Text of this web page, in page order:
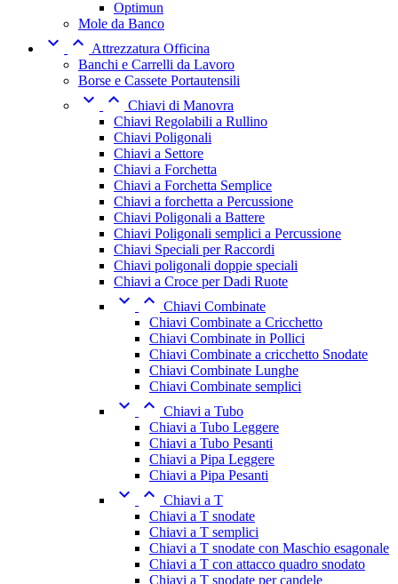
Optimun
Mole da Banco
  Attrezzatura Officina
Banchi e Carrelli da Lavoro
Borse e Cassete Portautensili
  Chiavi di Manovra
Chiavi Regolabili a Rullino
Chiavi Poligonali
Chiavi a Settore
Chiavi a Forchetta
Chiavi a Forchetta Semplice
Chiavi a forchetta a Percussione
Chiavi Poligonali a Battere
Chiavi Poligonali semplici a Percussione
Chiavi Speciali per Raccordi
Chiavi poligonali doppie speciali
Chiavi a Croce per Dadi Ruote
  Chiavi Combinate
Chiavi Combinate a Cricchetto
Chiavi Combinate in Pollici
Chiavi Combinate a cricchetto Snodate
Chiavi Combinate Lunghe
Chiavi Combinate semplici
  Chiavi a Tubo
Chiavi a Tubo Leggere
Chiavi a Tubo Pesanti
Chiavi a Pipa Leggere
Chiavi a Pipa Pesanti
  Chiavi a T
Chiavi a T snodate
Chiavi a T semplici
Chiavi a T snodate con Maschio esagonale
Chiavi a T con attacco quadro snodato
Chiavi a T snodate per candele